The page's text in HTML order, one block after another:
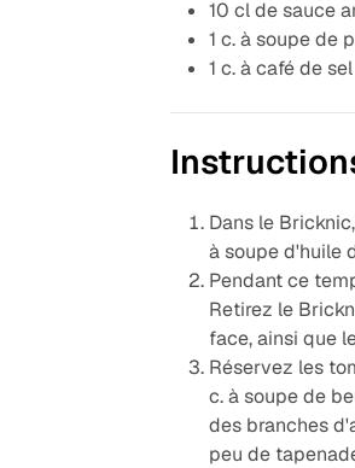
10 cl de sauce
1 c. à soupe de
1 c. à café de sel
Dans le
à soupe d'huile
Pendant ce
Retirez le
face, ainsi que
Réservez les
c. à soupe de
des branches
peu de